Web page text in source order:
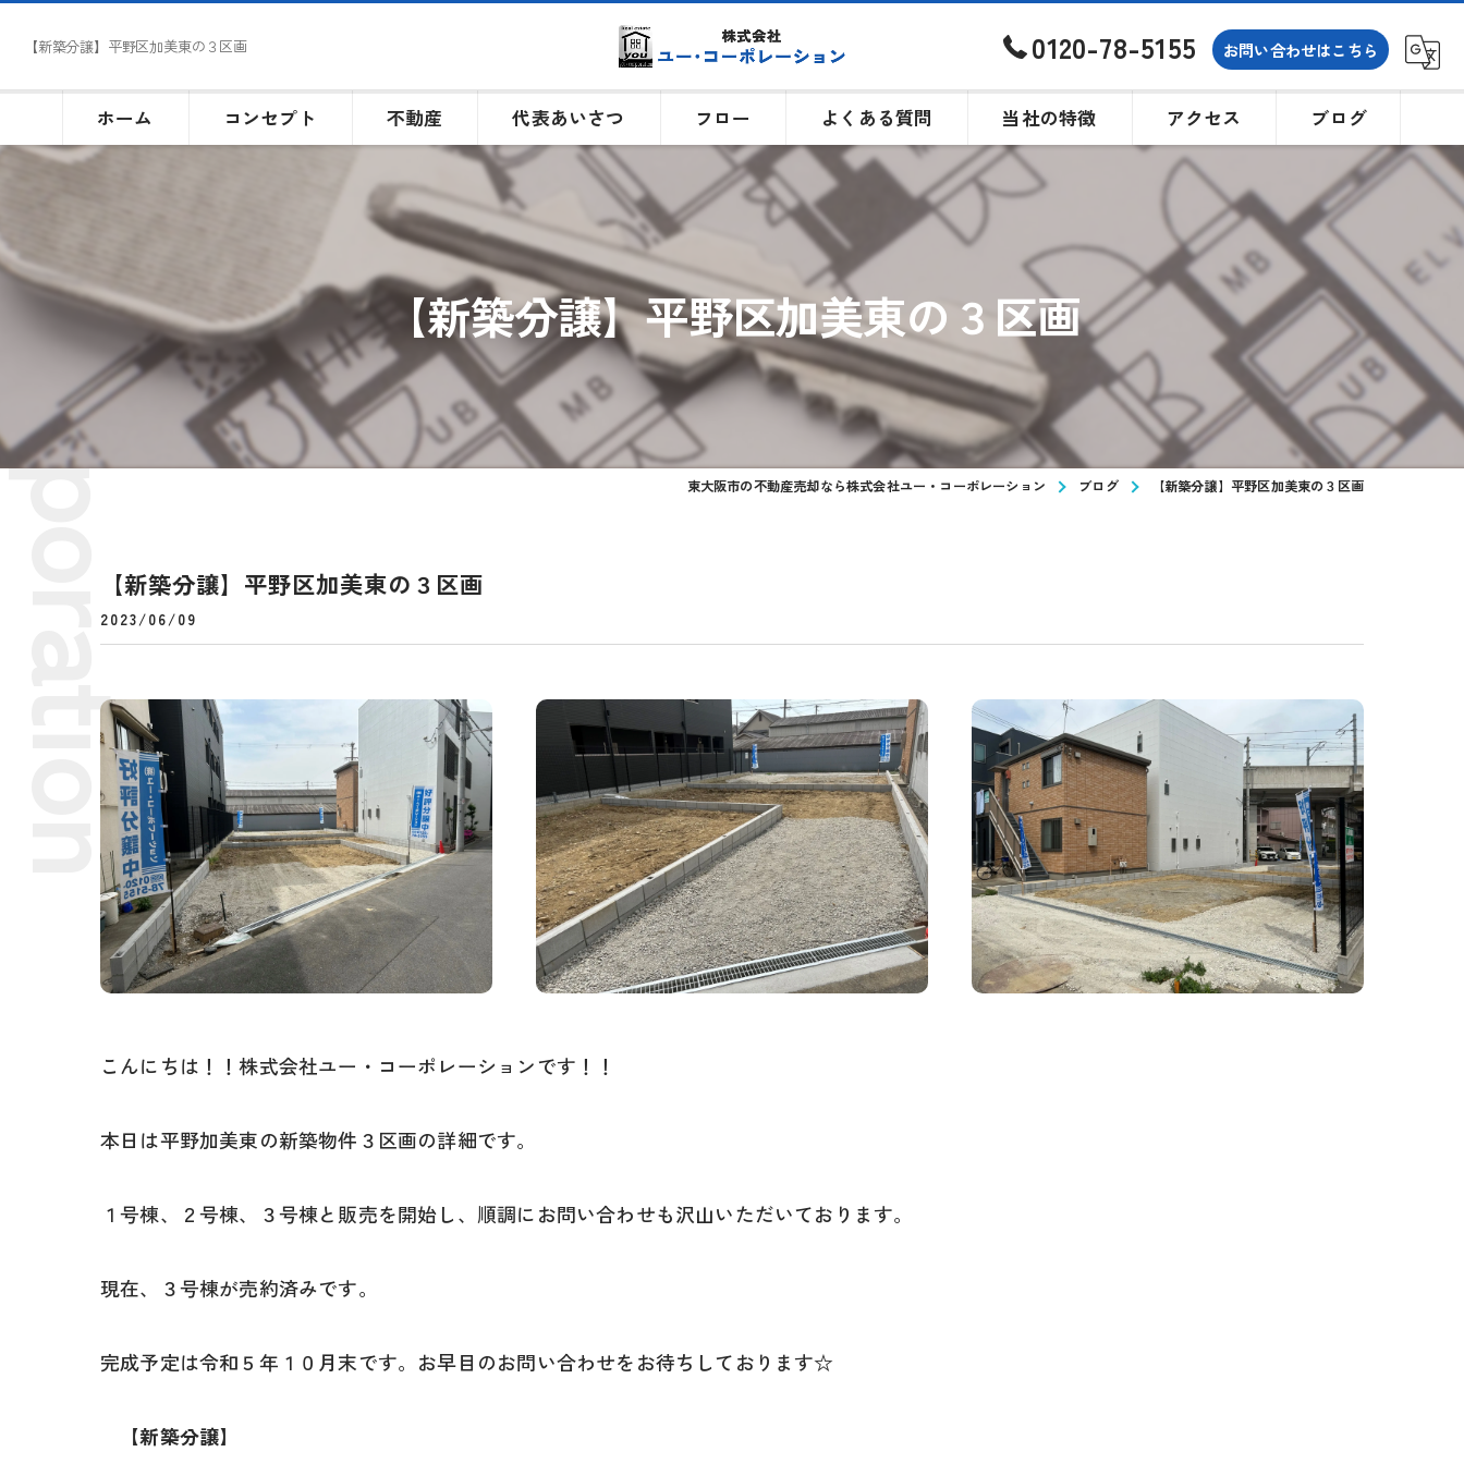
【新築分譲】平野区加美東の３区画 0120-78-5155 お問い合わせはこちら
ホーム コンセプト 不動産 代表あいさつ フロー よくある質問 当社の特徴
土地
買取
購入
アクセス ブログ
【新築分譲】平野区加美東の３区画
東大阪市の不動産売却なら株式会社ユー・コーポレーション ブログ 【新築分譲】平野区加美東の３区画
【新築分譲】平野区加美東の３区画
2023/06/09
こんにちは！！株式会社ユー・コーポレーションです！！
本日は平野加美東の新築物件３区画の詳細です。
１号棟、２号棟、３号棟と販売を開始し、順調にお問い合わせも沢山いただいております。
現在、３号棟が売約済みです。
完成予定は令和５年１０月末です。お早目のお問い合わせをお待ちしております☆
【新築分譲】